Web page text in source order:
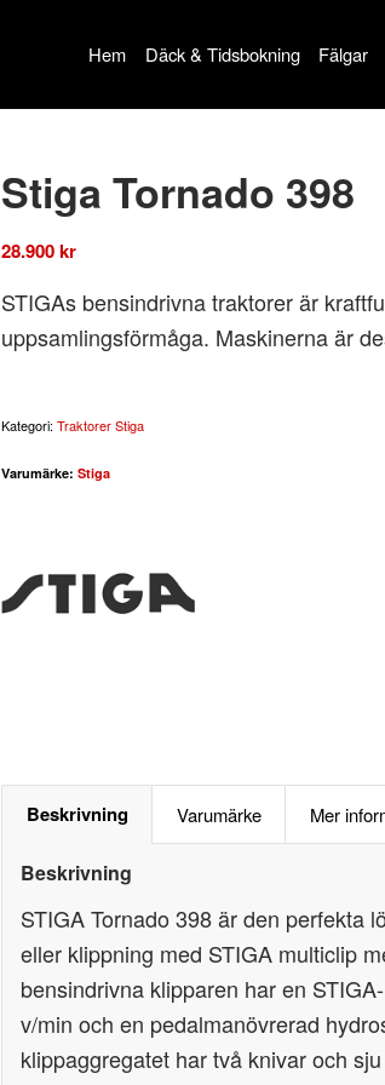
Hem Däck & Tidsbokning Fälgar
Stiga Tornado 398
28.900kr
STIGAs bensindrivna traktorer är
uppsamlingsförmåga. Maskinerna är
Kategori:Traktorer Stiga
Varumärke:Stiga
Beskrivning Varumärke Mer
Beskrivning
STIGA Tornado 398 är den perfekta
eller klippning med STIGA multiclip
bensindrivna klipparen har en
v/min och en pedalmanövrerad
klippaggregatet har två knivar och